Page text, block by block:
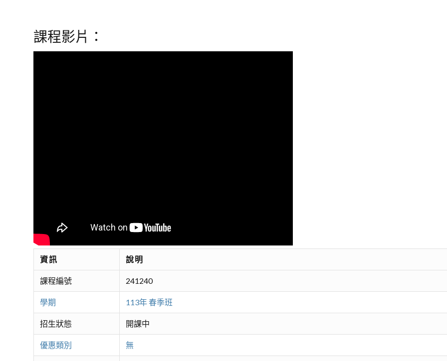
課程影片：
資訊 說明
課程編號 241240
學期 113年 春季班
招生狀態 開課中
優惠類別 無